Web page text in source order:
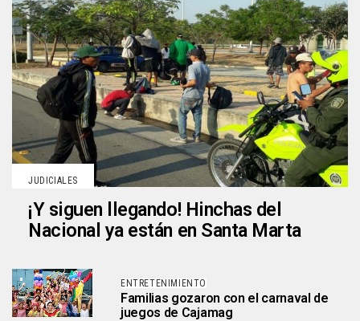
JUDICIALES
¡Y siguen llegando! Hinchas del
Nacional ya están en Santa Marta
ENTRETENIMIENTO
Familias gozaron con el carnaval de
juegos de Cajamag